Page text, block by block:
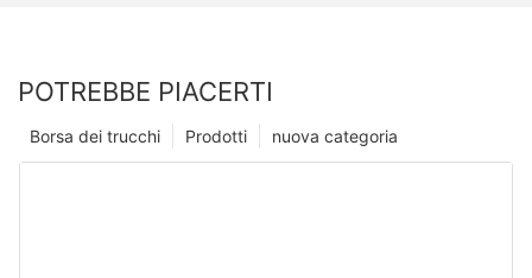
POTREBBE PIACERTI
nuova categoria
Prodotti
Borsa dei trucchi